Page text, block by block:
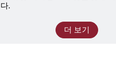
다.
더 보기